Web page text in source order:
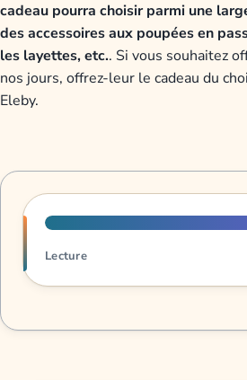
cadeau pourra choisir parmi une
des accessoires aux poupées en
les layettes, etc.. Si vous souhaitez
nos jours, offrez-leur le cadeau du
Eleby.
Progression de lecture
Lecture